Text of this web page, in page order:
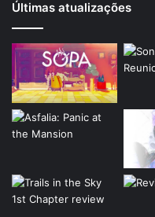
Últimas atualizações